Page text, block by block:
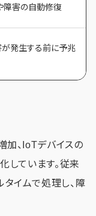
障害の自動修復
が発生する前に予兆
加、IoTデバイスの
しています。従来
イムで処理し、障